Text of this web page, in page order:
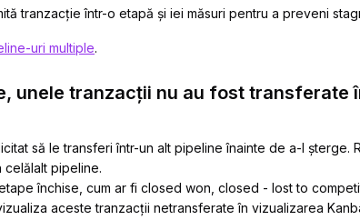
tranzacție într-o etapă și iei măsuri pentru a preveni
uri multiple.
unele tranzacții nu au fost transferate
să le transferi într-un alt pipeline înainte de a-l șterge.
pipeline.
închise, cum ar fi closed won, closed - lost to
aceste tranzacții netransferate în vizualizarea